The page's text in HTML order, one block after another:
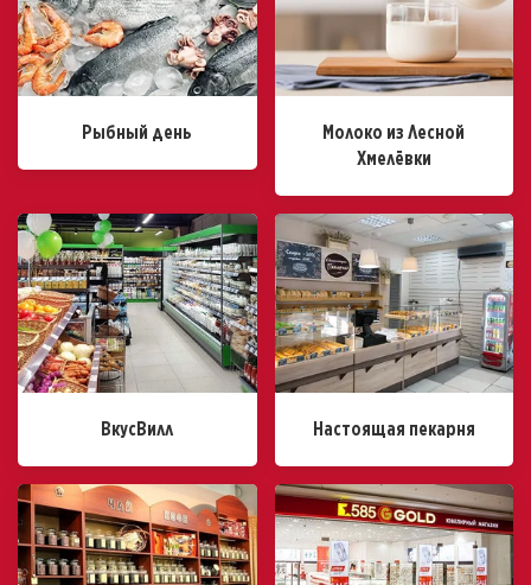
Рыбный день
Молоко из Лесной
Хмелёвки
ВкусВилл Настоящая пекарня